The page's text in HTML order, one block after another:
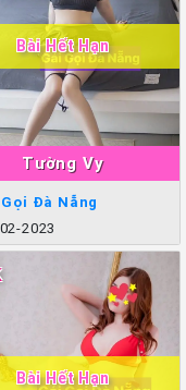
Tường Vy
Bài Hết Hạn
Đà Nẵng
2023
Bài Hết Hạn